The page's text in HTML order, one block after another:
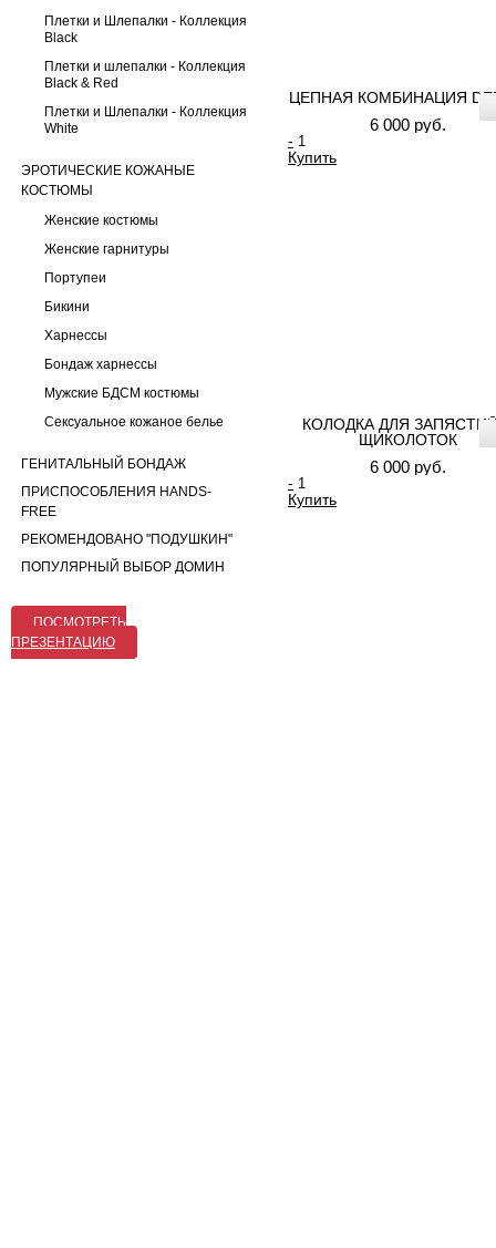
Плетки и Шлепалки - Коллекция
Black
Плетки и шлепалки - Коллекция
Black & Red
Плетки и Шлепалки - Коллекция
White
ЭРОТИЧЕСКИЕ КОЖАНЫЕ
КОСТЮМЫ
Женские костюмы
Женские гарнитуры
Портупеи
Бикини
Харнессы
Бондаж харнессы
Мужские БДСМ костюмы
Сексуальное кожаное белье
ГЕНИТАЛЬНЫЙ БОНДАЖ
ПРИСПОСОБЛЕНИЯ HANDS-
FREE
РЕКОМЕНДОВАНО "ПОДУШКИН"
ПОПУЛЯРНЫЙ ВЫБОР ДОМИН
ПОСМОТРЕТЬ
ПРЕЗЕНТАЦИЮ
ЦЕПНАЯ КОМБИНАЦИЯ
6 000 руб.
-
Купить
КОЛОДКА ДЛЯ
ЩИКОЛОТОК
6 000 руб.
-
Купить